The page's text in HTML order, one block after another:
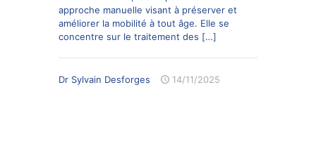
approche manuelle visant à préserver et
améliorer la mobilité à tout âge. Elle se
concentre sur le traitement des […]
Dr Sylvain Desforges 14/11/2025